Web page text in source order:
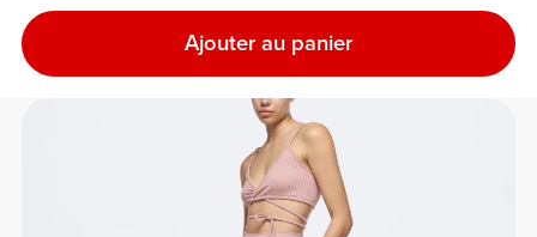
Ajouter au panier